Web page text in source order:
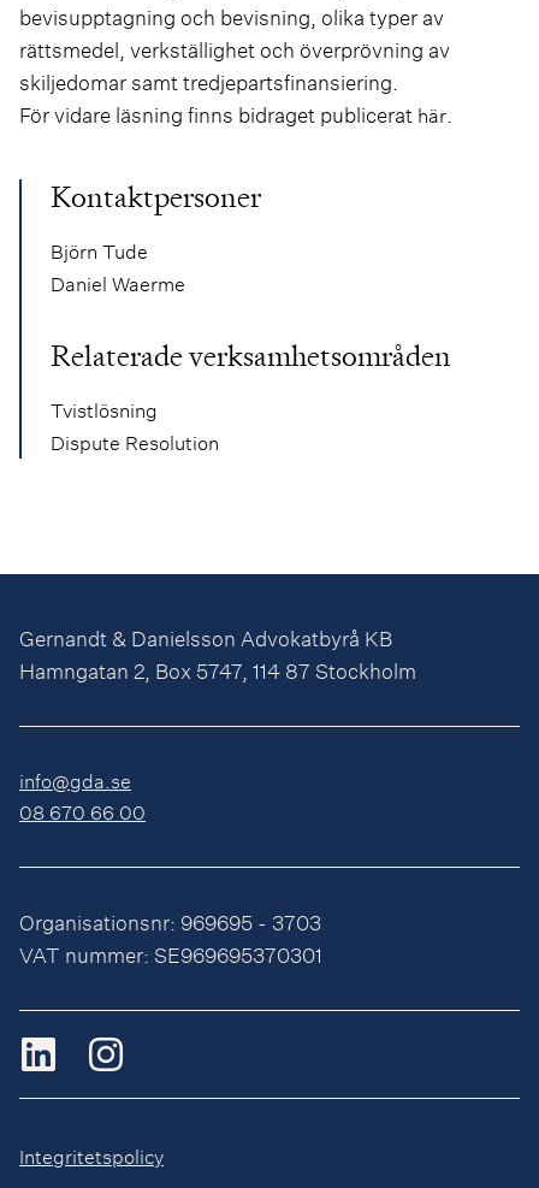
bevisupptagning och bevisning, olika typer av
rättsmedel, verkställighet och överprövning av
skiljedomar samt tredjepartsfinansiering.
För vidare läsning finns bidraget publicerat här.
Kontaktpersoner
Björn Tude
Daniel Waerme
Relaterade verksamhetsområden
Tvistlösning
Dispute Resolution
Gernandt & Danielsson Advokatbyrå KB
Hamngatan 2, Box 5747, 114 87 Stockholm
info@gda.se
08 670 66 00
Organisationsnr: 969695 - 3703
VAT nummer: SE969695370301
Integritetspolicy